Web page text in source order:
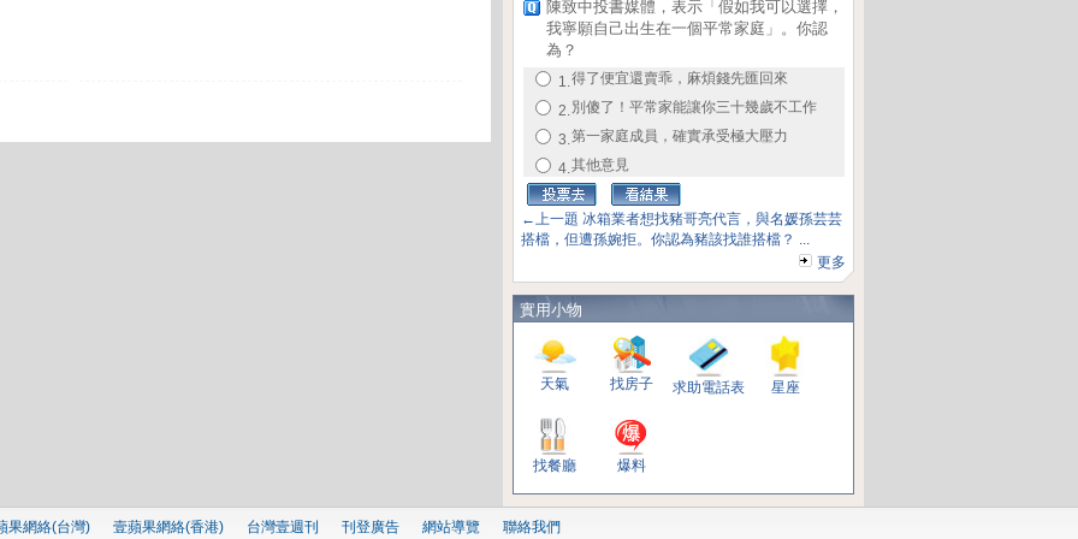
陳致中投書媒體，表示「假如我可以選擇，
我寧願自己出生在一個平常家庭」。你認
為？
1.得了便宜還賣乖，麻煩錢先匯回來
2.別傻了！平常家能讓你三十幾歲不工作
3.第一家庭成員，確實承受極大壓力
4.其他意見
←上一題 冰箱業者想找豬哥亮代言，與名媛孫芸芸
搭檔，但遭孫婉拒。你認為豬該找誰搭檔？ ...
更多
實用小物
天氣 找房子 求助電話表 星座
找餐廳 爆料
果網絡(台灣) 壹蘋果網絡(香港) 台灣壹週刊 刊登廣告 網站導覽 聯絡我們